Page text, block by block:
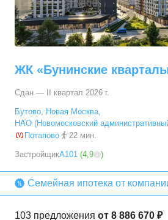
ЖК «Бунинские
Сдан — II квартал 2026 г.
Бутово, Новая Москва,
НАО (Новомосковский
Потапово
22 мин.
ЗастройщикА101 (4,9 )
Семейная ипотека от
103 предложения от 8 886 670 ₽